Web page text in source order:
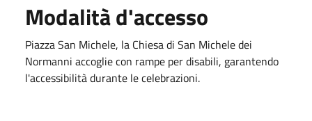
Modalità d'accesso
Piazza San Michele, la Chiesa di San Michele dei
Normanni accoglie con rampe per disabili, garantendo
l'accessibilità durante le celebrazioni.